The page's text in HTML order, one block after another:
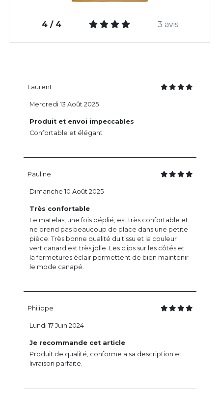
4 / 4 3 avis
Laurent
Produit et envoi impeccables
Confortable et élégant
Mercredi 13 Août 2025
Pauline
Très confortable
Le matelas, une fois déplié, est très confortable et
ne prend pas beaucoup de place dans une petite
pièce. Très bonne qualité du tissu et la couleur
vert canard est très jolie. Les clips sur les côtés et
la fermetures éclair permettent de bien maintenir
le mode canapé.
Dimanche 10 Août 2025
Philippe
Je recommande cet article
Produit de qualité, conforme a sa description et
livraison parfaite.
Lundi 17 Juin 2024